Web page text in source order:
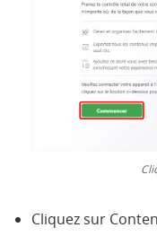
Cliquez sur